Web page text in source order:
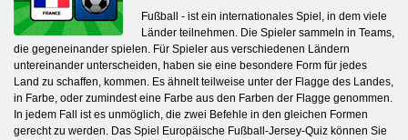
Fußball - ist ein internationales Spiel, in dem viele
Länder teilnehmen. Die Spieler sammeln in Teams,
die gegeneinander spielen. Für Spieler aus verschiedenen Ländern
untereinander unterscheiden, haben sie eine besondere Form für jedes
Land zu schaffen, kommen. Es ähnelt teilweise unter der Flagge des Landes,
in Farbe, oder zumindest eine Farbe aus den Farben der Flagge genommen.
In jedem Fall ist es unmöglich, die zwei Befehle in den gleichen Formen
gerecht zu werden. Das Spiel Europäische Fußball-Jersey-Quiz können Sie